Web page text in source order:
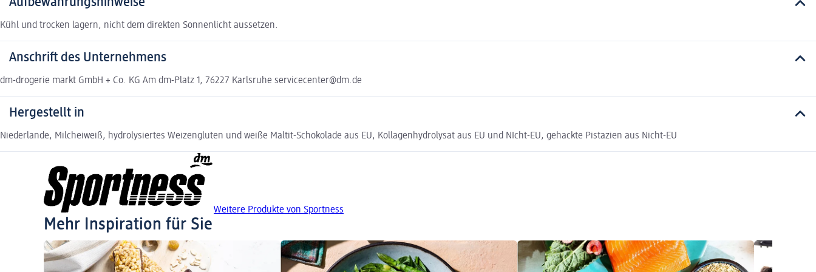
Kühl und trocken lagern, nicht dem direkten Sonnenlicht aussetzen.
Anschrift des Unternehmens
dm-drogerie markt GmbH + Co. KG Am dm-Platz 1, 76227 Karlsruhe servicecenter@dm.de
Hergestellt in
Niederlande, Milcheiweiß, hydrolysiertes Weizengluten und weiße Maltit-Schokolade aus EU, Kollagenhydrolysat aus EU und NIcht-EU, gehackte Pistazien aus Nicht-EU
Weitere Produkte von Sportness
Mehr Inspiration für Sie